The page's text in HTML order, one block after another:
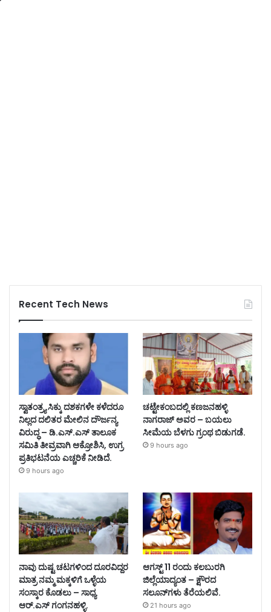
Recent Tech News
ಸ್ವಾತಂತ್ರ್ಯ ಸಿಕ್ಕು ದಶಕಗಳೇ ಕಳೆದರೂ
ನಿಲ್ಲದ ದಲಿತರ ಮೇಲಿನ ದೌರ್ಜನ್ಯ
ವಿರುದ್ಧ – ಡಿ.ಎಸ್.ಎಸ್ ತಾಲೂಕ
ಸಮಿತಿ ತೀವ್ರವಾಗಿ ಆಕ್ರೋಶಿಸಿ, ಉಗ್ರ
ಪ್ರತಿಭಟನೆಯ ಎಚ್ಚರಿಕೆ ನೀಡಿದೆ.
9 hours ago
ಚಟ್ಟೇಕಂಬದಲ್ಲಿ ಕಣಜನಹಳ್ಳಿ
ನಾಗರಾಜ್ ಅವರ – ಬಯಲು
ಸೀಮೆಯ ಬೆಳಗು ಗ್ರಂಥ ಬಿಡುಗಡೆ.
9 hours ago
ನಾವು ದುಷ್ಟ ಚಟಗಳಿಂದ ದೂರವಿದ್ದರ
ಮಾತ್ರ ನಮ್ಮ ಮಕ್ಕಳಿಗೆ ಒಳ್ಳೆಯ
ಸಂಸ್ಕಾರ ಕೊಡಲು – ಸಾಧ್ಯ
ಆರ್.ಎಸ್ ಗಂಗನಹಳ್ಳಿ.
ಆಗಸ್ಟ್ 11 ರಂದು ಕಲಬುರಗಿ
ಜಿಲ್ಲೆಯಾದ್ಯಂತ – ಕ್ಷೌರದ
ಸಲೂನ್‌ಗಳು ತೆರೆಯಲಿವೆ.
21 hours ago